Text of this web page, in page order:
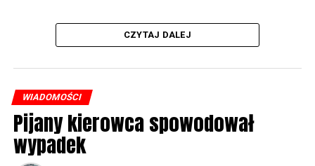
Projektów Interreg VI A – Kultura i zrównoważona
turystyka.
(Niemcy), Biblioteka Publiczna Gminy Wolin, Parafia
Rzymskokatolicka w Wolinie
59572 odsłon
CZYTAJ DALEJ
WIADOMOŚCI
Pijany kierowca spowodował
wypadek